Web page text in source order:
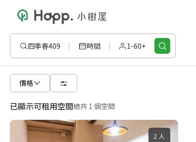
四季春409 時間 1-60+
價格
已顯示可租用空間總共 1 個空間
2 人